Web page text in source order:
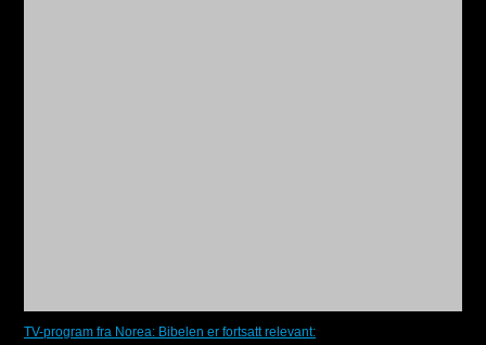
TV-program fra Norea: Bibelen er fortsatt relevant: